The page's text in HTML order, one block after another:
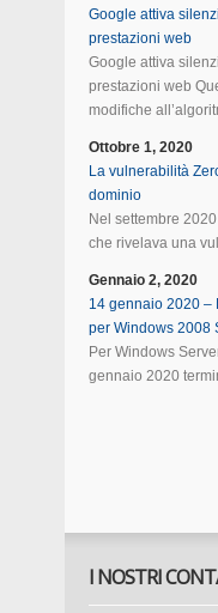
Google attiva
prestazioni web
Google attiva
prestazioni web
modifiche
Ottobre 1, 2020
La vulnerabilità
dominio
Nel settembre
che rivelava una
Gennaio 2, 2020
14 gennaio 2020 –
per Windows 2008
Per Windows
gennaio 2020
I NOSTRI